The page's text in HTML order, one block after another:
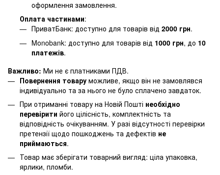
оформлення замовлення.
Оплата частинами:
ПриватБанк: доступно для товарів від 2000 грн.
Monobank: доступно для товарів від 1000 грн, до 10
платежів.
Важливо: Ми не є платниками ПДВ.
Повернення товару можливе, якщо він не замовлявся
індивідуально та за нього не було сплачено завдаток.
При отриманні товару на Новій Пошті необхідно
перевірити його цілісність, комплектність та
відповідність очікуванням. У разі відсутності перевірки
претензії щодо пошкоджень та дефектів не
приймаються.
Товар має зберігати товарний вигляд: ціла упаковка,
ярлики, пломби.